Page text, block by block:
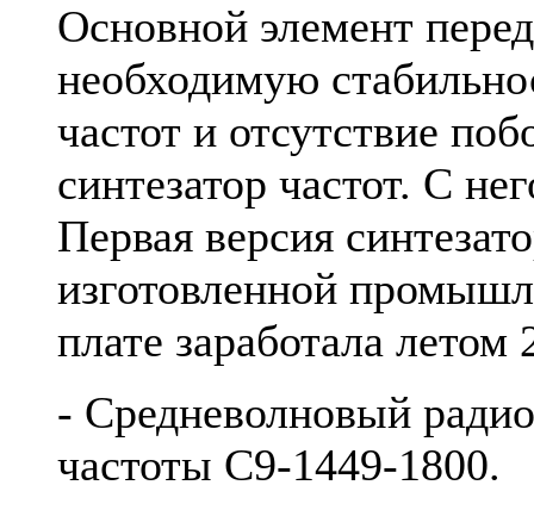
Основной элемент
необходимую
частот и отсутствие
синтезатор частот. С
Первая версия
изготовленной
плате заработала летом
- Средневолновый
частоты С9-1449-1800.